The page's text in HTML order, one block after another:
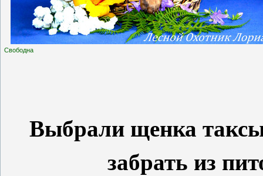
Свободна
Выбрали щенка
забрать из